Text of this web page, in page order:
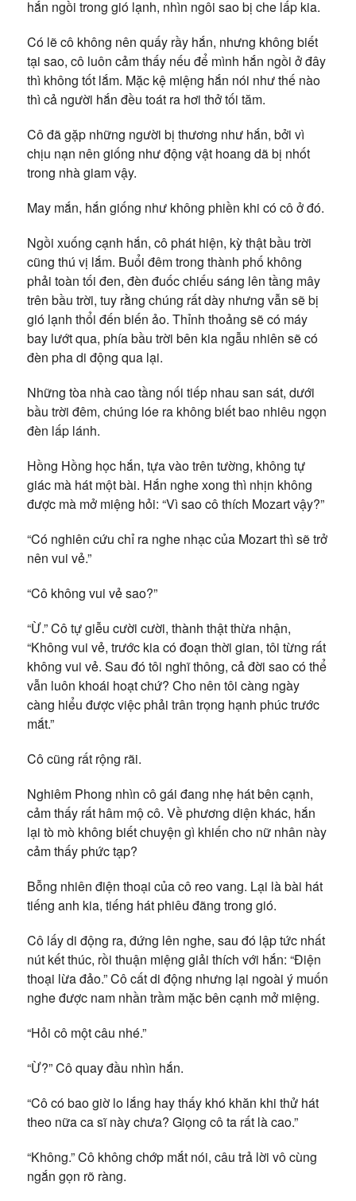
hắn ngồi trong gió lạnh, nhìn ngôi sao bị che lấp kia.
Có lẽ cô không nên quấy rầy hắn, nhưng không biết
tại sao, cô luôn cảm thấy nếu để mình hắn ngồi ở đây
thì không tốt lắm. Mặc kệ miệng hắn nói như thế nào
thì cả người hắn đều toát ra hơi thở tối tăm.
Cô đã gặp những người bị thương như hắn, bởi vì
chịu nạn nên giống như động vật hoang dã bị nhốt
trong nhà giam vậy.
May mắn, hắn giống như không phiền khi có cô ở đó.
Ngồi xuống cạnh hắn, cô phát hiện, kỳ thật bầu trời
cũng thú vị lắm. Buổi đêm trong thành phố không
phải toàn tối đen, đèn đuốc chiếu sáng lên tầng mây
trên bầu trời, tuy rằng chúng rất dày nhưng vẫn sẽ bị
gió lạnh thổi đến biến ảo. Thỉnh thoảng sẽ có máy
bay lướt qua, phía bầu trời bên kia ngẫu nhiên sẽ có
đèn pha di động qua lại.
Những tòa nhà cao tầng nối tiếp nhau san sát, dưới
bầu trời đêm, chúng lóe ra không biết bao nhiêu ngọn
đèn lấp lánh.
Hồng Hồng học hắn, tựa vào trên tường, không tự
giác mà hát một bài. Hắn nghe xong thì nhịn không
được mà mở miệng hỏi: “Vì sao cô thích Mozart vậy?”
“Có nghiên cứu chỉ ra nghe nhạc của Mozart thì sẽ trở
nên vui vẻ.”
“Cô không vui vẻ sao?”
“Ừ.” Cô tự giễu cười cười, thành thật thừa nhận,
“Không vui vẻ, trước kia có đoạn thời gian, tôi từng rất
không vui vẻ. Sau đó tôi nghĩ thông, cả đời sao có thể
vẫn luôn khoái hoạt chứ? Cho nên tôi càng ngày
càng hiểu được việc phải trân trọng hạnh phúc trước
mắt.”
Cô cũng rất rộng rãi.
Nghiêm Phong nhìn cô gái đang nhẹ hát bên cạnh,
cảm thấy rất hâm mộ cô. Về phương diện khác, hắn
lại tò mò không biết chuyện gì khiến cho nữ nhân này
cảm thấy phức tạp?
Bỗng nhiên điện thoại của cô reo vang. Lại là bài hát
tiếng anh kia, tiếng hát phiêu đãng trong gió.
Cô lấy di động ra, đứng lên nghe, sau đó lập tức nhất
nút kết thúc, rồi thuận miệng giải thích với hắn: “Điện
thoại lừa đảo.” Cô cất di động nhưng lại ngoài ý muốn
nghe được nam nhần trầm mặc bên cạnh mở miệng.
“Hỏi cô một câu nhé.”
“Ừ?” Cô quay đầu nhìn hắn.
“Cô có bao giờ lo lắng hay thấy khó khăn khi thử hát
theo nữa ca sĩ này chưa? Giọng cô ta rất là cao.”
“Không.” Cô không chớp mắt nói, câu trả lời vô cùng
ngắn gọn rõ ràng.